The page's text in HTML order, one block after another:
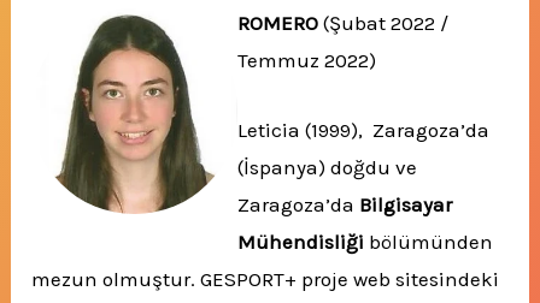
ROMERO (Şubat 2022 /
Temmuz 2022)
Leticia (1999), Zaragoza’da
(İspanya) doğdu ve
Zaragoza’da Bilgisayar
Mühendisliği bölümünden
mezun olmuştur. GESPORT+ proje web sitesindeki